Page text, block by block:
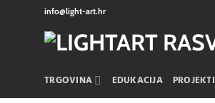
info@light-art.hr
TRGOVINA EDUKACIJA PROJEKTI